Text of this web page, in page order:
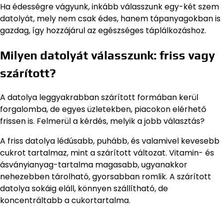
Ha édességre vágyunk, inkább válasszunk egy-két szem
datolyát, mely nem csak édes, hanem tápanyagokban is
gazdag, így hozzájárul az egészséges táplálkozáshoz.
Milyen datolyát válasszunk: friss vagy
szárított?
A datolya leggyakrabban szárított formában kerül
forgalomba, de egyes üzletekben, piacokon elérhető
frissen is. Felmerül a kérdés, melyik a jobb választás?
A friss datolya lédúsabb, puhább, és valamivel kevesebb
cukrot tartalmaz, mint a szárított változat. Vitamin- és
ásványianyag-tartalma magasabb, ugyanakkor
nehezebben tárolható, gyorsabban romlik. A szárított
datolya sokáig eláll, könnyen szállítható, de
koncentráltabb a cukortartalma.